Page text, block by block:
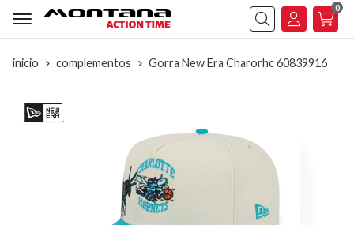
Buscar
0
inicio complementos Gorra New Era Charorhc 60839916